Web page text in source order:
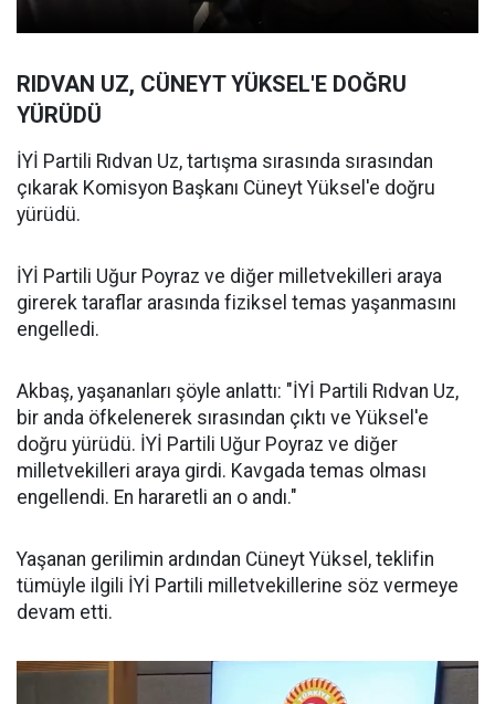
RIDVAN UZ, CÜNEYT YÜKSEL'E DOĞRU
YÜRÜDÜ
İYİ Partili Rıdvan Uz, tartışma sırasında sırasından
çıkarak Komisyon Başkanı Cüneyt Yüksel'e doğru
yürüdü.
İYİ Partili Uğur Poyraz ve diğer milletvekilleri araya
girerek taraflar arasında fiziksel temas yaşanmasını
engelledi.
Akbaş, yaşananları şöyle anlattı: "İYİ Partili Rıdvan Uz,
bir anda öfkelenerek sırasından çıktı ve Yüksel'e
doğru yürüdü. İYİ Partili Uğur Poyraz ve diğer
milletvekilleri araya girdi. Kavgada temas olması
engellendi. En hararetli an o andı."
Yaşanan gerilimin ardından Cüneyt Yüksel, teklifin
tümüyle ilgili İYİ Partili milletvekillerine söz vermeye
devam etti.